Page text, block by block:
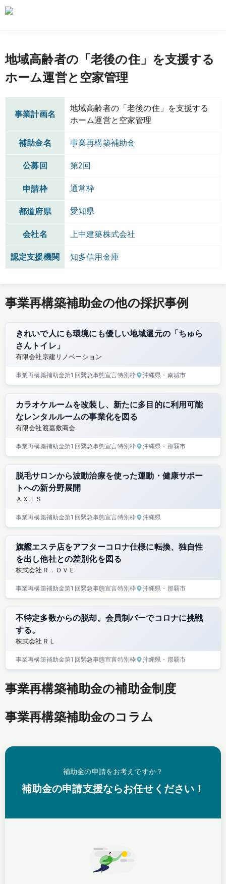
地域高齢者の「老後の住」を支援する
ホーム運営と空家管理
事業計画名
地域高齢者の「老後の住」を支援する
ホーム運営と空家管理
補助金名 事業再構築補助金
公募回 第2回
申請枠 通常枠
都道府県 愛知県
会社名 上中建築株式会社
認定支援機関 知多信用金庫
事業再構築補助金の他の採択事例
きれいで人にも環境にも優しい地域還元の「ちゅら
さんトイレ」
有限会社宗建リノベーション
事業再構築補助金第1回緊急事態宣言特別枠 沖縄県 ・南城市
カラオケルームを改装し、新たに多目的に利用可能
なレンタルルームの事業化を図る
有限会社渡嘉敷商会
事業再構築補助金第1回緊急事態宣言特別枠 沖縄県 ・那覇市
脱毛サロンから波動治療を使った運動・健康サポー
トへの新分野展開
ＡＸＩＳ
事業再構築補助金第1回緊急事態宣言特別枠 沖縄県
旗艦エステ店をアフターコロナ仕様に転換、独自性
を出し他社との差別化を図る
株式会社Ｒ．ＯＶＥ
事業再構築補助金第1回緊急事態宣言特別枠 沖縄県 ・那覇市
不特定多数からの脱却。会員制バーでコロナに挑戦
する。
株式会社ＲＬ
事業再構築補助金第1回緊急事態宣言特別枠 沖縄県 ・那覇市
事業再構築補助金の補助金制度
事業再構築補助金のコラム
補助金の申請をお考えですか？
補助金の申請支援ならお任せください！